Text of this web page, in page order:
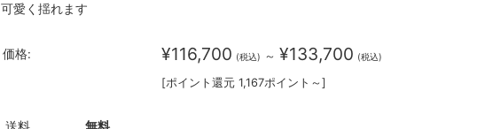
可愛く揺れます
価格: ¥116,700 (税込) ～ ¥133,700 (税込)
[ポイント還元 1,167ポイント～]
送料 無料